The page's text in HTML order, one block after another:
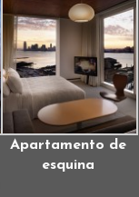
Apartamento de
esquina